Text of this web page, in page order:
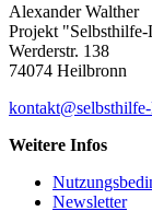
Alexander Walther
Projekt
Werderstr. 138
74074 Heilbronn
Weitere Infos
Newsletter